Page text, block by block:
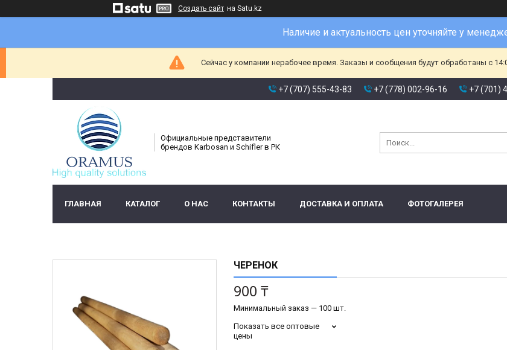
Создать сайт на Satu.kz
Наличие и актуальность цен уточняйте у
Сейчас у компании нерабочее время. Заказы и сообщения будут обработаны с
+7 (707) 555-43-83 +7 (778) 002-96-16 +7 (701)
Официальные представители
брендов Karbosan и Schifler в РК
ГЛАВНАЯ КАТАЛОГ О НАС КОНТАКТЫ ДОСТАВКА И ОПЛАТА ФОТОГАЛЕРЕЯ
ЧЕРЕНОК
900 ₸
Минимальный заказ — 100 шт.
Показать все оптовые
цены